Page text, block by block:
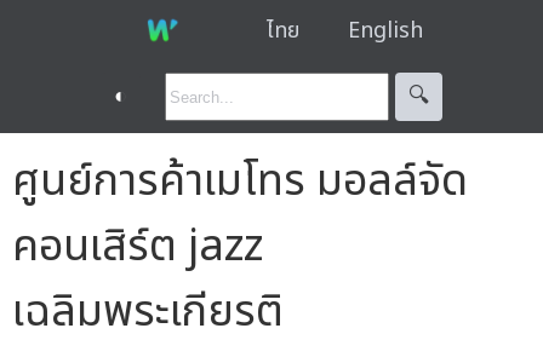
ไทย English
◐ 🔍︎
ศูนย์การค้าเมโทร มอลล์จัด
คอนเสิร์ต jazz
เฉลิมพระเกียรติ